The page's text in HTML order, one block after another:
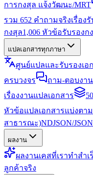
การกงสุล แจ้งวัฒนะ/MRT
รวม 652 คำถามจริงเรื่อง
กงสุล1,006 หัวข้อรับรองก
แปลเอกสารทุกภาษา
ศูนย์แปลและรับรองเอ
ครบวงจร
ถาม-ตอบงา
เรื่องงานแปลเอกสาร
หัวข้อแปลเอกสารแบ่งตาม
สาธารณะ)NDJSON/
ผลงาน
ผลงานเคสที่เราทำสำเ
ลูกค้าจริง